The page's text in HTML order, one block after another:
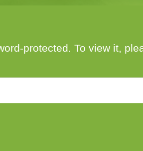
protected. To view it,